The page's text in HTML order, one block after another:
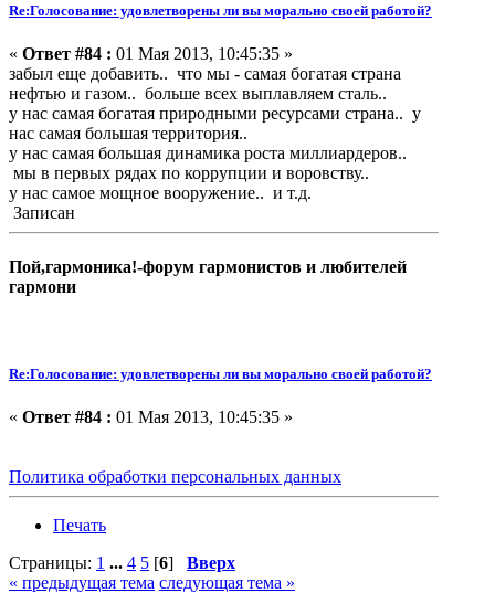
Re:Голосование: удовлетворены ли вы морально своей работой?
« Ответ #84 : 01 Мая 2013, 10:45:35 »
забыл еще добавить.. что мы - самая богатая страна
нефтью и газом.. больше всех выплавляем сталь..
у нас самая богатая природными ресурсами страна.. у
нас самая большая территория..
у нас самая большая динамика роста миллиардеров..
мы в первых рядах по коррупции и воровству..
у нас самое мощное вооружение.. и т.д.
Записан
Пой,гармоника!-форум гармонистов и любителей
гармони
Re:Голосование: удовлетворены ли вы морально своей работой?
« Ответ #84 : 01 Мая 2013, 10:45:35 »
Политика обработки персональных данных
Печать
Страницы: 1 ... 4 5 [6] Вверх
« предыдущая тема следующая тема »